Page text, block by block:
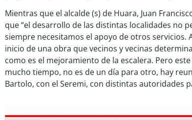
Mientras que el alcalde (s) de Huara, Juan
que “el desarrollo de las distintas localidades no
siempre necesitamos el apoyo de otros servicios.
inicio de una obra que vecinos y vecinas
como es el mejoramiento de la escalera. Pero
mucho tiempo, no es de un día para otro, hay
Bartolo, con el Seremi, con distintas autoridades